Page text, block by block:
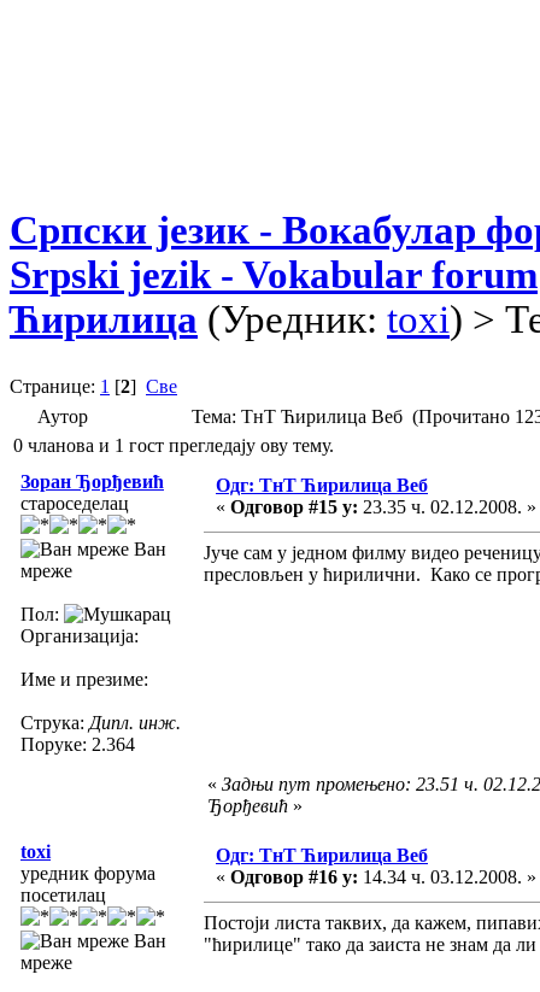
Српски језик - Вокабулар
Srpski jezik - Vokabular forum
Ћирилица (Уредник: toxi) >
Странице: 1 [2] Све
Аутор
Тема: ТнТ Ћирилица Веб (Прочитано
0 чланова и 1 гост прегледају ову тему.
Зоран Ђорђевић
староседелац
Ван
мреже
Пол:
Организација:
Име и презиме:
Струка: Дипл. инж.
Поруке: 2.364
Одг: ТнТ Ћирилица Веб
« Одговор #15 у: 23.35 ч. 02.12.2008. »
Јуче сам у једном филму видео
пресловљен у ћирилични. Како се
« Задњи пут промењено: 23.51 ч.
Ђорђевић »
toxi
уредник форума
посетилац
Ван
мреже
Одг: ТнТ Ћирилица Веб
« Одговор #16 у: 14.34 ч. 03.12.2008. »
Постоји листа таквих, да кажем,
"ћирилице" тако да заиста не знам да